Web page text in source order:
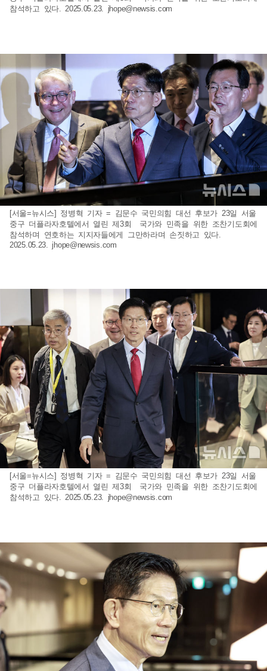
참석하고 있다. 2025.05.23. jhope@newsis.com
[서울=뉴시스] 정병혁 기자 = 김문수 국민의힘 대선 후보가 23일 서울
중구 더플라자호텔에서 열린 제3회 국가와 민족을 위한 조찬기도회에
참석하며 연호하는 지지자들에게 그만하라며 손짓하고 있다.
2025.05.23. jhope@newsis.com
[서울=뉴시스] 정병혁 기자 = 김문수 국민의힘 대선 후보가 23일 서울
중구 더플라자호텔에서 열린 제3회 국가와 민족을 위한 조찬기도회에
참석하고 있다. 2025.05.23. jhope@newsis.com